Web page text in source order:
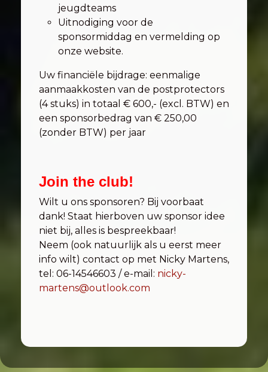
jeugdteams
Uitnodiging voor de
sponsormiddag en vermelding op
onze website.
Uw financiële bijdrage: eenmalige
aanmaakkosten van de postprotectors
(4 stuks) in totaal € 600,- (excl. BTW) en
een sponsorbedrag van € 250,00
(zonder BTW) per jaar
Join the club!
Wilt u ons sponsoren? Bij voorbaat
dank! Staat hierboven uw sponsor idee
niet bij, alles is bespreekbaar!
Neem (ook natuurlijk als u eerst meer
info wilt) contact op met Nicky Martens,
tel: 06-14546603 / e-mail: nicky-
martens@outlook.com